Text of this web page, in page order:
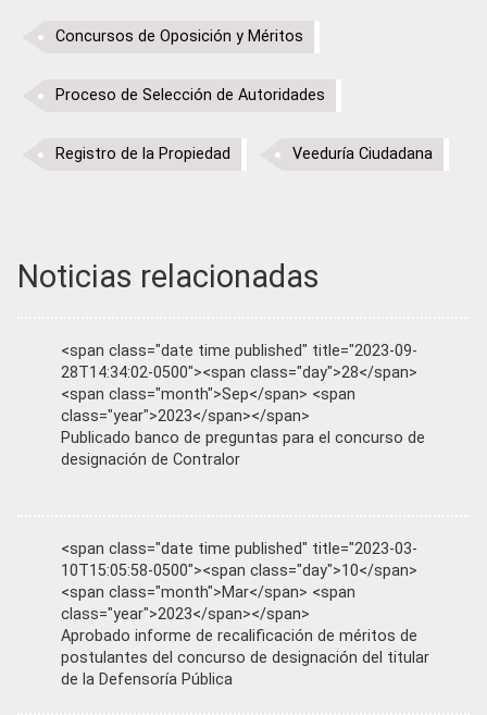
Concursos de Oposición y Méritos
Proceso de Selección de Autoridades
Registro de la Propiedad Veeduría Ciudadana
Noticias relacionadas
<span class="date time published" title="2023-09-
28T14:34:02-0500"><span class="day">28</span>
<span class="month">Sep</span> <span
class="year">2023</span></span>
Publicado banco de preguntas para el concurso de
designación de Contralor
<span class="date time published" title="2023-03-
10T15:05:58-0500"><span class="day">10</span>
<span class="month">Mar</span> <span
class="year">2023</span></span>
Aprobado informe de recalificación de méritos de
postulantes del concurso de designación del titular
de la Defensoría Pública